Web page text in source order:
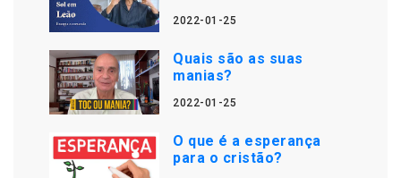
2022-01-25
Quais são as suas
manias?
2022-01-25
O que é a esperança
para o cristão?